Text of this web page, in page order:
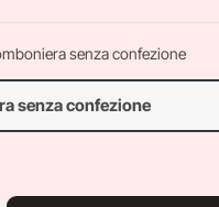
senza confezione